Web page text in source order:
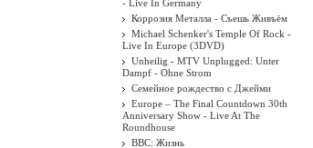
- Live In Germany
Коррозия Металла - Съешь Живъём
Michael Schenker's Temple Of Rock -
Live In Europe (3DVD)
Unheilig - MTV Unplugged: Unter
Dampf - Ohne Strom
Семейное рождество с Джейми
Europe – The Final Countdown 30th
Anniversary Show - Live At The
Roundhouse
BBC: Жизнь